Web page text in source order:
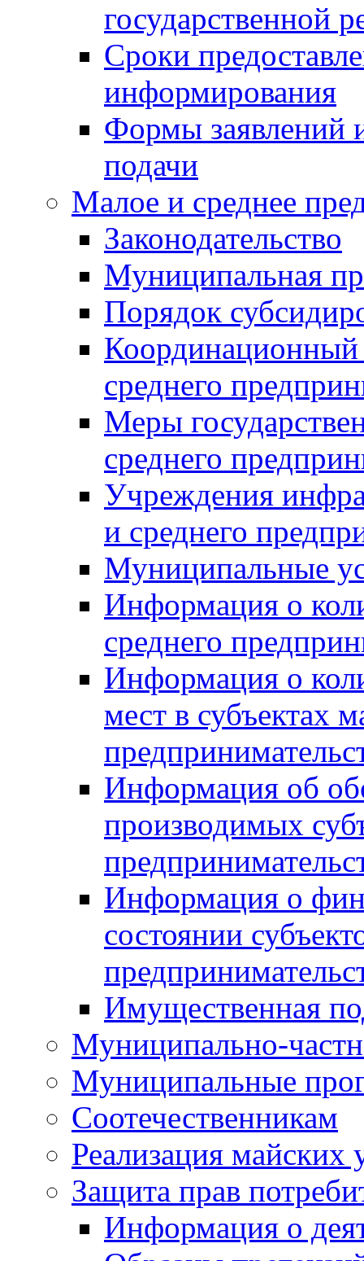
государственной
Сроки
информирования
Формы заявлений
подачи
Малое и среднее
Законодательство
Муниципальная
Порядок
Координационный
среднего
Меры
среднего
Учреждения
и среднего
Муниципальные
Информация о
среднего
Информация о
мест в субъектах
Информация об
производимых
Информация о
состоянии
Имущественная
Муниципально-
Муниципальные
Соотечественникам
Реализация майских
Защита прав
Информация о